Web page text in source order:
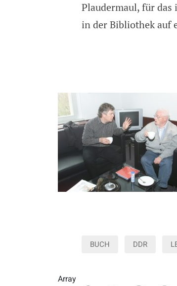
Plaudermaul, für
in der Bibliothek auf
BUCH DDR
Array